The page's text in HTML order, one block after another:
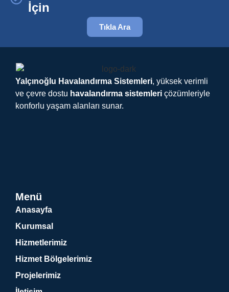
İçin
Tıkla Ara
Yalçınoğlu Havalandırma Sistemleri, yüksek verimli
ve çevre dostu havalandırma sistemleri çözümleriyle
konforlu yaşam alanları sunar.
Menü
Anasayfa
Kurumsal
Hizmetlerimiz
Hizmet Bölgelerimiz
Projelerimiz